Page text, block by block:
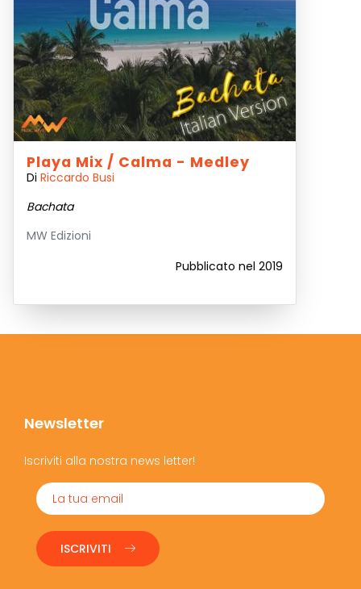
Playa Mix / Calma - Medley
Di Riccardo Busi
Bachata
MW Edizioni
Pubblicato nel 2019
Newsletter
Iscriviti alla nostra news letter!
ISCRIVITI